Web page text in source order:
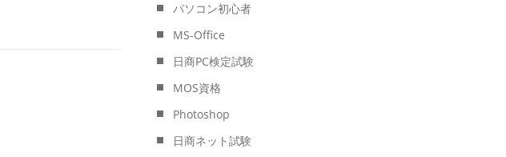
パソコン初心者
MS-Office
日商PC検定試験
MOS資格
Photoshop
日商ネット試験